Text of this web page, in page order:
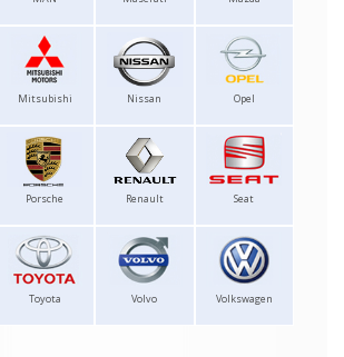
Mitsubishi Nissan Opel
Porsche Renault Seat
Toyota Volvo Volkswagen